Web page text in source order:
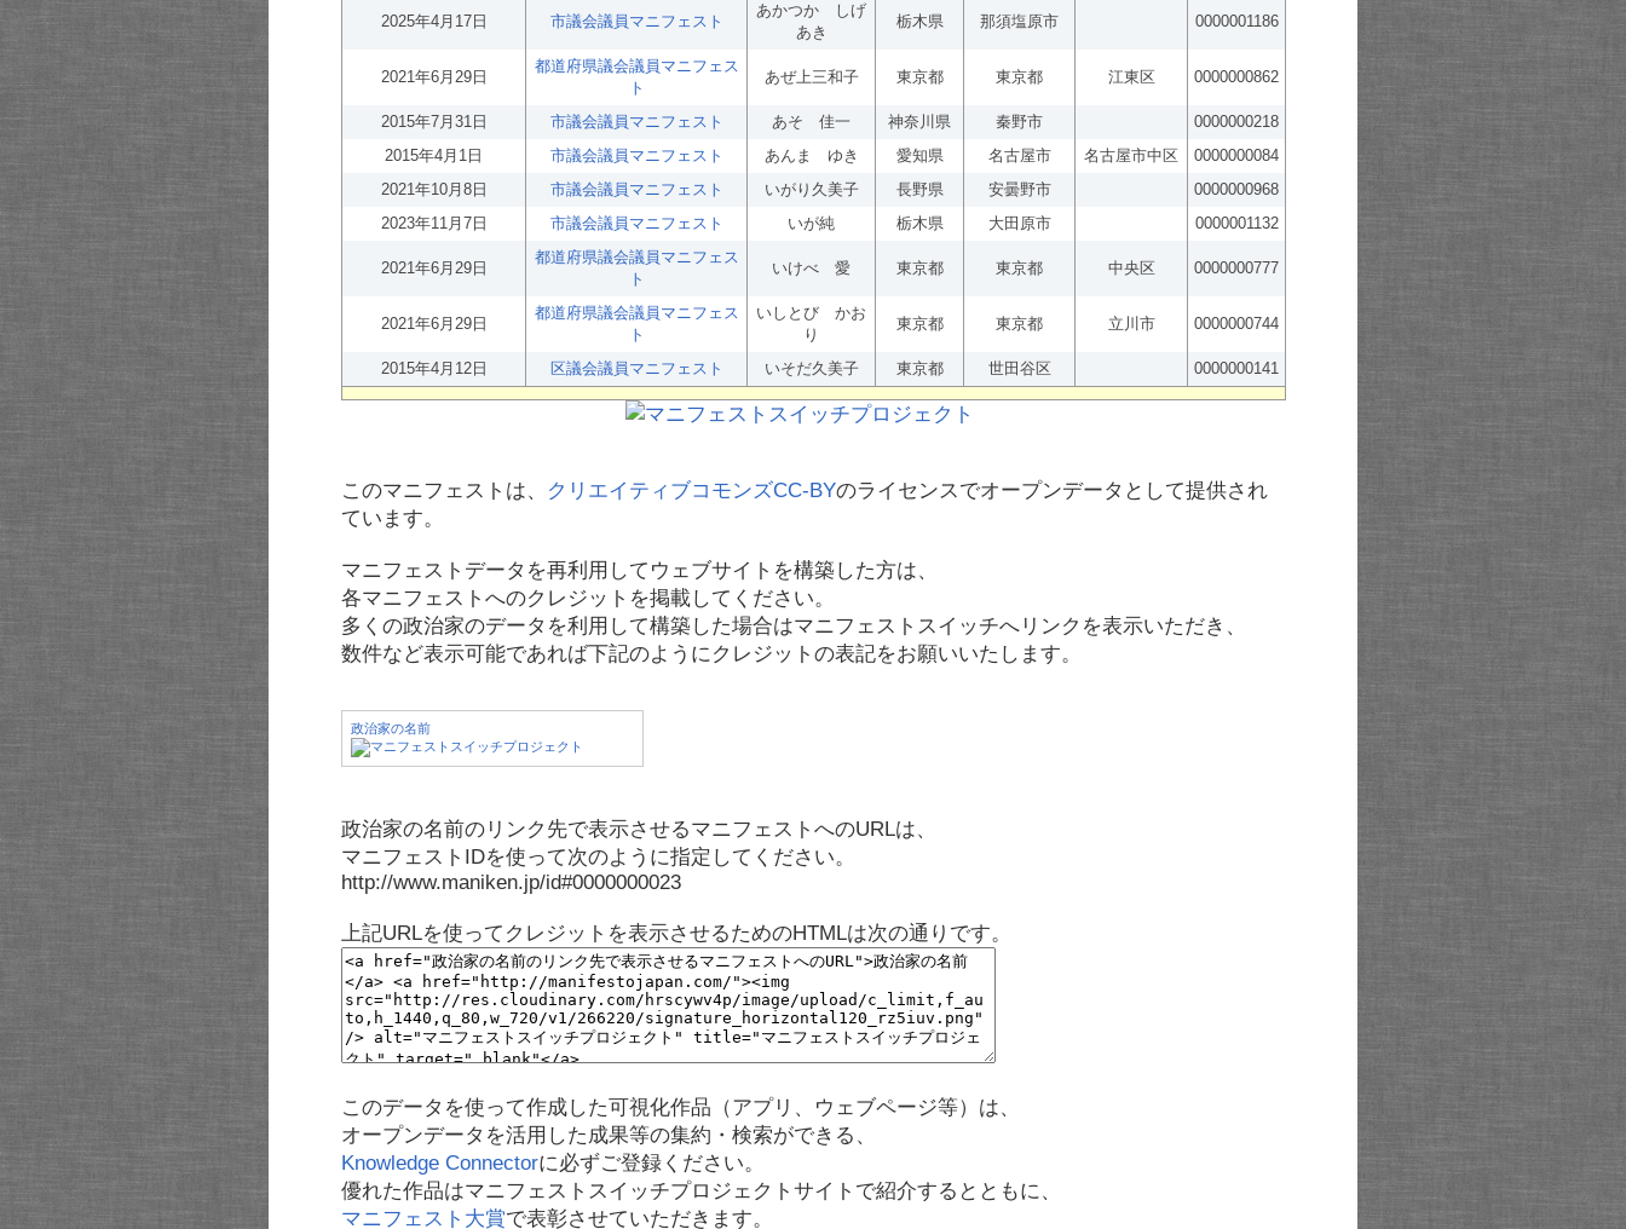
2025年4月17日 市議会議員マニフェスト
あかつか しげ
あき
栃木県 那須塩原市 0000001186
2021年6月29日
都道府県議会議員マニフェス
ト
あぜ上三和子 東京都 東京都 江東区 0000000862
2015年7月31日 市議会議員マニフェスト あそ 佳一 神奈川県 秦野市
0000000218
2015年4月1日
市議会議員マニフェスト あんま ゆき 愛知県 名古屋市 名古屋市中区
0000000084
2021年10月8日
市議会議員マニフェスト いがり久美子 長野県 安曇野市
0000000968
2023年11月7日
市議会議員マニフェスト いが純 栃木県 大田原市 0000001132
2021年6月29日
都道府県議会議員マニフェス
ト
いけべ 愛 東京都 東京都 中央区 0000000777
2021年6月29日
都道府県議会議員マニフェス
ト
いしとび かお
り
東京都 東京都 立川市 0000000744
2015年4月12日 区議会議員マニフェスト いそだ久美子 東京都 世田谷区 0000000141
このマニフェストは、 クリエイティブコモンズCC-BYのライセンスでオープンデータとして提供され
ています。
マニフェストデータを再利用してウェブサイトを構築した方は、
各マニフェストへのクレジットを掲載してください。
多くの政治家のデータを利用して構築した場合はマニフェストスイッチへリンクを表示いただき、
数件など表示可能であれば下記のようにクレジットの表記をお願いいたします。
政治家の名前
政治家の名前のリンク先で表示させるマニフェストへのURLは、
マニフェストIDを使って次のように指定してください。
http://www.maniken.jp/id#0000000023
上記URLを使ってクレジットを表示させるためのHTMLは次の通りです。
このデータを使って作成した可視化作品（アプリ、ウェブページ等）は、
オープンデータを活用した成果等の集約・検索ができる、
Knowledge Connectorに必ずご登録ください。
優れた作品はマニフェストスイッチプロジェクトサイトで紹介するとともに、
マニフェスト大賞で表彰させていただきます。